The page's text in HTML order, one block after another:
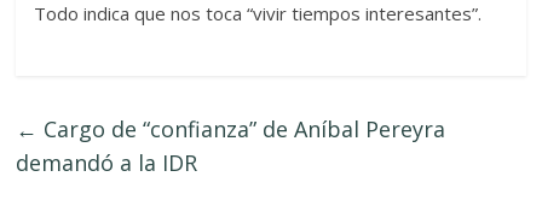
Todo indica que nos toca “vivir tiempos interesantes”.
← Cargo de “confianza” de Aníbal Pereyra
demandó a la IDR